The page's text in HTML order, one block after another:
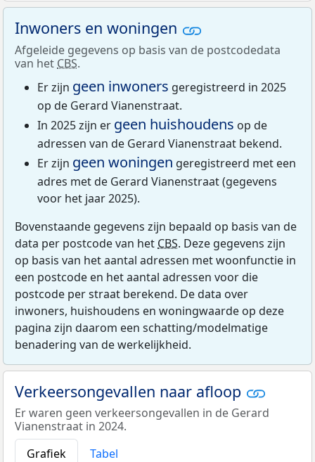
Inwoners en woningen
Afgeleide gegevens op basis van de postcodedata
van het CBS.
Er zijn geen inwoners geregistreerd in 2025
op de Gerard Vianenstraat.
In 2025 zijn er geen huishoudens op de
adressen van de Gerard Vianenstraat bekend.
Er zijn geen woningen geregistreerd met een
adres met de Gerard Vianenstraat (gegevens
voor het jaar 2025).
Bovenstaande gegevens zijn bepaald op basis van de
data per postcode van het CBS. Deze gegevens zijn
op basis van het aantal adressen met woonfunctie in
een postcode en het aantal adressen voor die
postcode per straat berekend. De data over
inwoners, huishoudens en woningwaarde op deze
pagina zijn daarom een schatting/modelmatige
benadering van de werkelijkheid.
Verkeersongevallen naar afloop
Er waren geen verkeersongevallen in de Gerard
Vianenstraat in 2024.
Grafiek
Tabel